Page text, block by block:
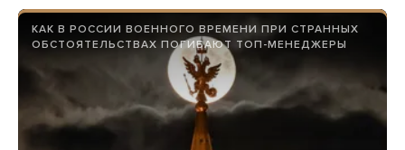
КАК В РОССИИ ВОЕННОГО ВРЕМЕНИ ПРИ СТРАННЫХ
ОБСТОЯТЕЛЬСТВАХ ПОГИБАЮТ ТОП-МЕНЕДЖЕРЫ